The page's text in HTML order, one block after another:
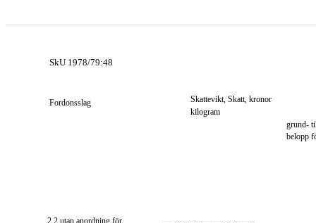
SkU 1978/79:48
Fordonsslag
2.2 utan anordning för
Skattevikt, Skatt, kronor
kilogram
grund-
belopp